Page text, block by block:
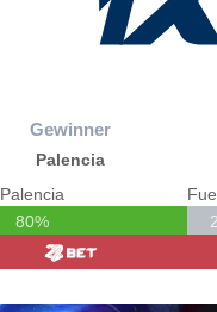
Gewinner
Palencia
Palencia
80%